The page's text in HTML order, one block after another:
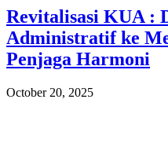
Revitalisasi KUA :
Administratif ke
Penjaga Harmoni
October 20, 2025